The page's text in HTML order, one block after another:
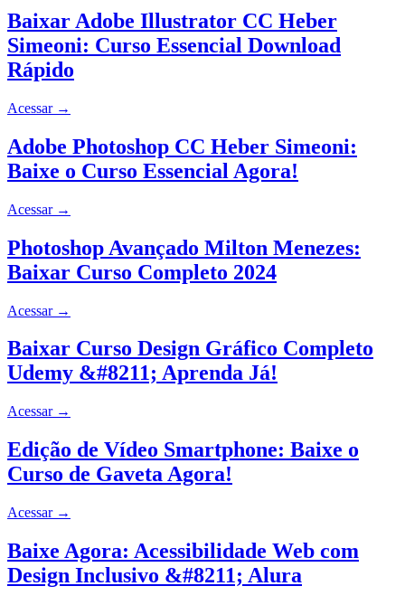
Baixar Adobe Illustrator CC Heber
Simeoni: Curso Essencial Download
Rápido
Acessar →
Adobe Photoshop CC Heber Simeoni:
Baixe o Curso Essencial Agora!
Acessar →
Photoshop Avançado Milton Menezes:
Baixar Curso Completo 2024
Acessar →
Baixar Curso Design Gráfico Completo
Udemy &#8211; Aprenda Já!
Acessar →
Edição de Vídeo Smartphone: Baixe o
Curso de Gaveta Agora!
Acessar →
Baixe Agora: Acessibilidade Web com
Design Inclusivo &#8211; Alura